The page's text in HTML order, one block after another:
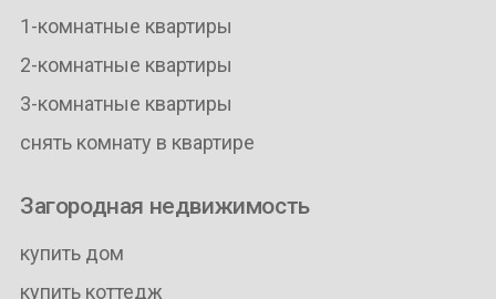
1-комнатные квартиры
2-комнатные квартиры
3-комнатные квартиры
снять комнату в квартире
Загородная недвижимость
купить дом
купить коттедж